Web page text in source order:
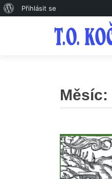
Měsíc:
Přihlásit se